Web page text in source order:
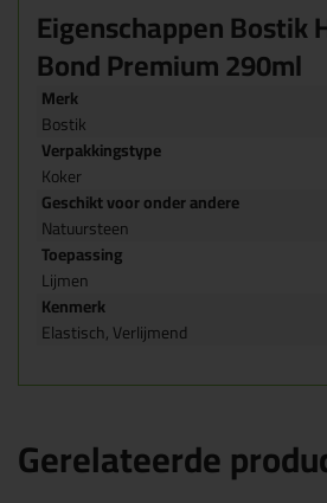
Eigenschappen Bostik
Bond Premium 290ml
Merk
Bostik
Verpakkingstype
Koker
Geschikt voor onder andere
Natuursteen
Toepassing
Lijmen
Kenmerk
Elastisch, Verlijmend
Gerelateerde